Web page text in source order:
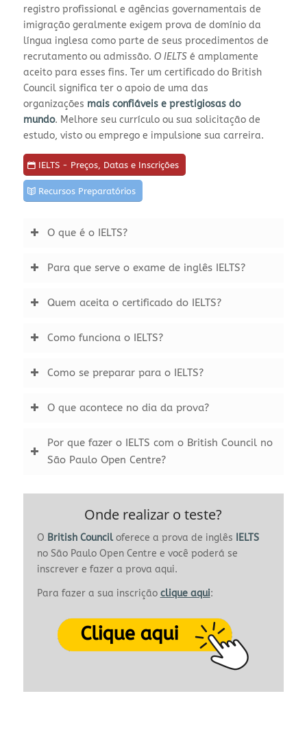
registro profissional e agências governamentais de
imigração geralmente exigem prova de domínio da
língua inglesa como parte de seus procedimentos de
recrutamento ou admissão. O IELTSé amplamente
aceito para esses fins. Ter um certificado do British
Council significa ter o apoio de uma das
organizações mais confiáveis e prestigiosas do
mundo. Melhore seu currículo ou sua solicitação de
estudo, visto ou emprego e impulsione sua carreira.
IELTS - Preços, Datas e Inscrições
Recursos Preparatórios
O que é o IELTS?
Para que serve o exame de inglês IELTS?
Quem aceita o certificado do IELTS?
Como funciona o IELTS?
Como se preparar para o IELTS?
O que acontece no dia da prova?
Por que fazer o IELTS com o British Council no
São Paulo Open Centre?
Onde realizar o teste?
O British Counciloferece a prova de inglês IELTS
no São Paulo Open Centre e você poderá se
inscrever e fazer a prova aqui.
Para fazer a sua inscrição clique aqui: